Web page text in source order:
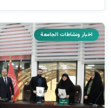
اخبار ونشاطات الجامعة